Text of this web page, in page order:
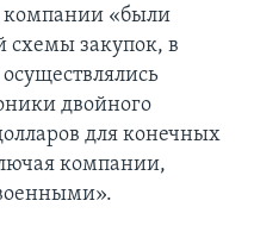
компании «были
схемы закупок, в
двойного
для конечных
компании,